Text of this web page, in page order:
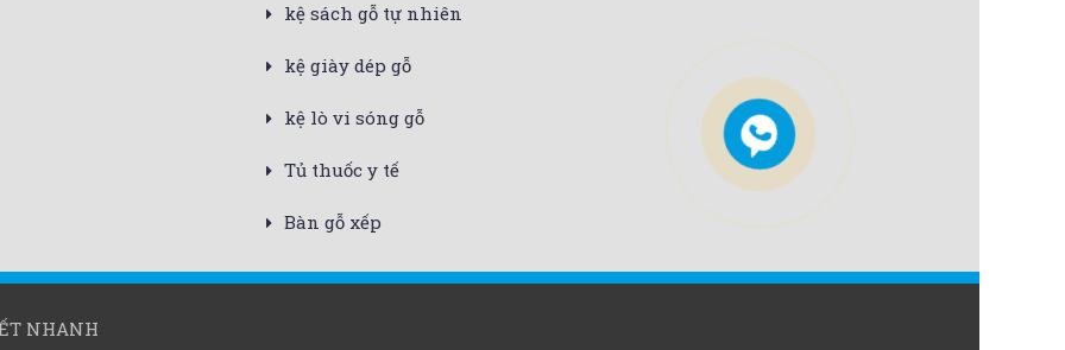
kệ sách gỗ tự nhiên
kệ giày dép gỗ
kệ lò vi sóng gỗ
Tủ thuốc y tế
Bàn gỗ xếp
NHANH